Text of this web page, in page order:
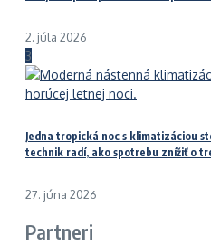
2. júla 2026
3
Jedna tropická noc s klimatizáciou
technik radí, ako spotrebu znížiť o
27. júna 2026
Partneri